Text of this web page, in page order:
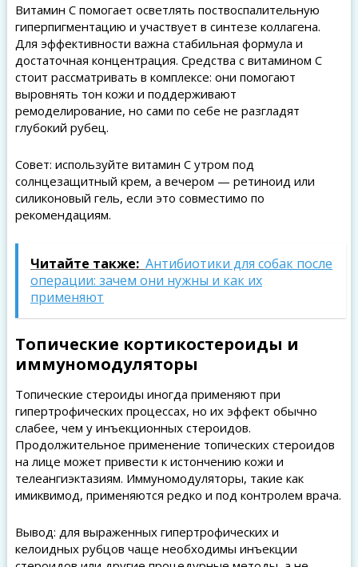
Витамин C помогает осветлять поствоспалительную
гиперпигментацию и участвует в синтезе коллагена.
Для эффективности важна стабильная формула и
достаточная концентрация. Средства с витамином C
стоит рассматривать в комплексе: они помогают
выровнять тон кожи и поддерживают
ремоделирование, но сами по себе не разгладят
глубокий рубец.
Совет: используйте витамин C утром под
солнцезащитный крем, а вечером — ретиноид или
силиконовый гель, если это совместимо по
рекомендациям.
Читайте также: Антибиотики для собак после
операции: зачем они нужны и как их
применяют
Топические кортикостероиды и
иммуномодуляторы
Топические стероиды иногда применяют при
гипертрофических процессах, но их эффект обычно
слабее, чем у инъекционных стероидов.
Продолжительное применение топических стероидов
на лице может привести к истончению кожи и
телеангиэктазиям. Иммуномодуляторы, такие как
имиквимод, применяются редко и под контролем врача.
Вывод: для выраженных гипертрофических и
келоидных рубцов чаще необходимы инъекции